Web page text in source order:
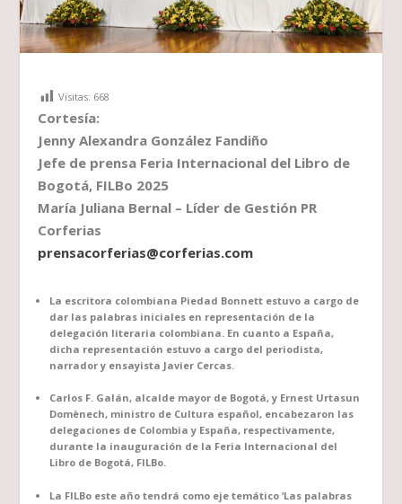
Visitas: 668
Cortesía:
Jenny Alexandra González Fandiño
Jefe de prensa Feria Internacional del Libro de
Bogotá, FILBo 2025
María Juliana Bernal – Líder de Gestión PR
Corferias
prensacorferias@corferias.com
La escritora colombiana Piedad Bonnett estuvo a cargo de
dar las palabras iniciales en representación de la
delegación literaria colombiana. En cuanto a España,
dicha representación estuvo a cargo del periodista,
narrador y ensayista Javier Cercas.
Carlos F. Galán, alcalde mayor de Bogotá, y Ernest Urtasun
Domènech, ministro de Cultura español, encabezaron las
delegaciones de Colombia y España, respectivamente,
durante la inauguración de la Feria Internacional del
Libro de Bogotá, FILBo.
La FILBo este año tendrá como eje temático ‘Las palabras